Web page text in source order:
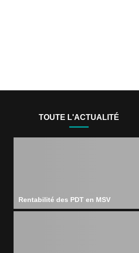
TOUTE L'ACTUALITÉ
Rentabilité des PDT en MSV